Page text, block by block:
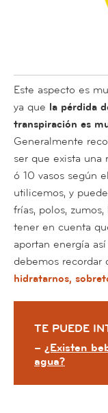
Este aspecto es
ya que la pérdida
transpiración es
Generalmente
ser que exista
ó 10 vasos según
utilicemos, y
frías, polos,
tener en cuenta
aportan energía
debemos recordar
hidratarnos,
TE PUEDE
– ¿Existen
agua?